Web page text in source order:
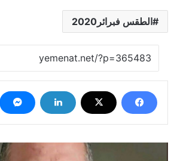
الطقس فبرائر2020